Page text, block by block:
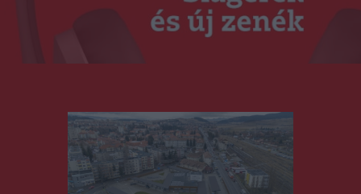
Duma Duba
Podcast és videók
Stáb
Kapcsolat
RO